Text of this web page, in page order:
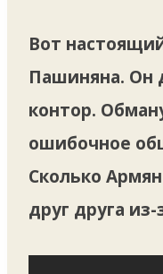
Вот
Пашиняна. Он
контор.
ошибочное
Сколько
друг друга